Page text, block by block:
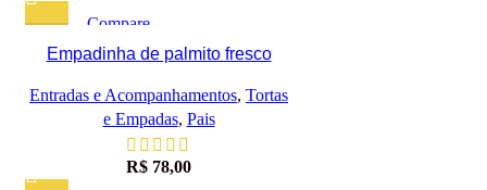
Compare
Visualização rápida
Empadinha de palmito fresco
Entradas e Acompanhamentos, Tortas
e Empadas, Pais
R$ 78,00